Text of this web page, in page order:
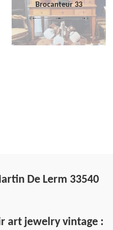
Brocanteur 33
De Lerm 33540
art jewelry vintage :